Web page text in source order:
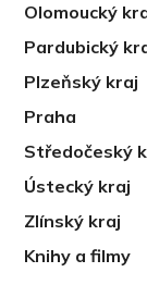
Olomoucký
Pardubický
Plzeňský kraj
Praha
Středočeský
Ústecký kraj
Zlínský kraj
Knihy a filmy